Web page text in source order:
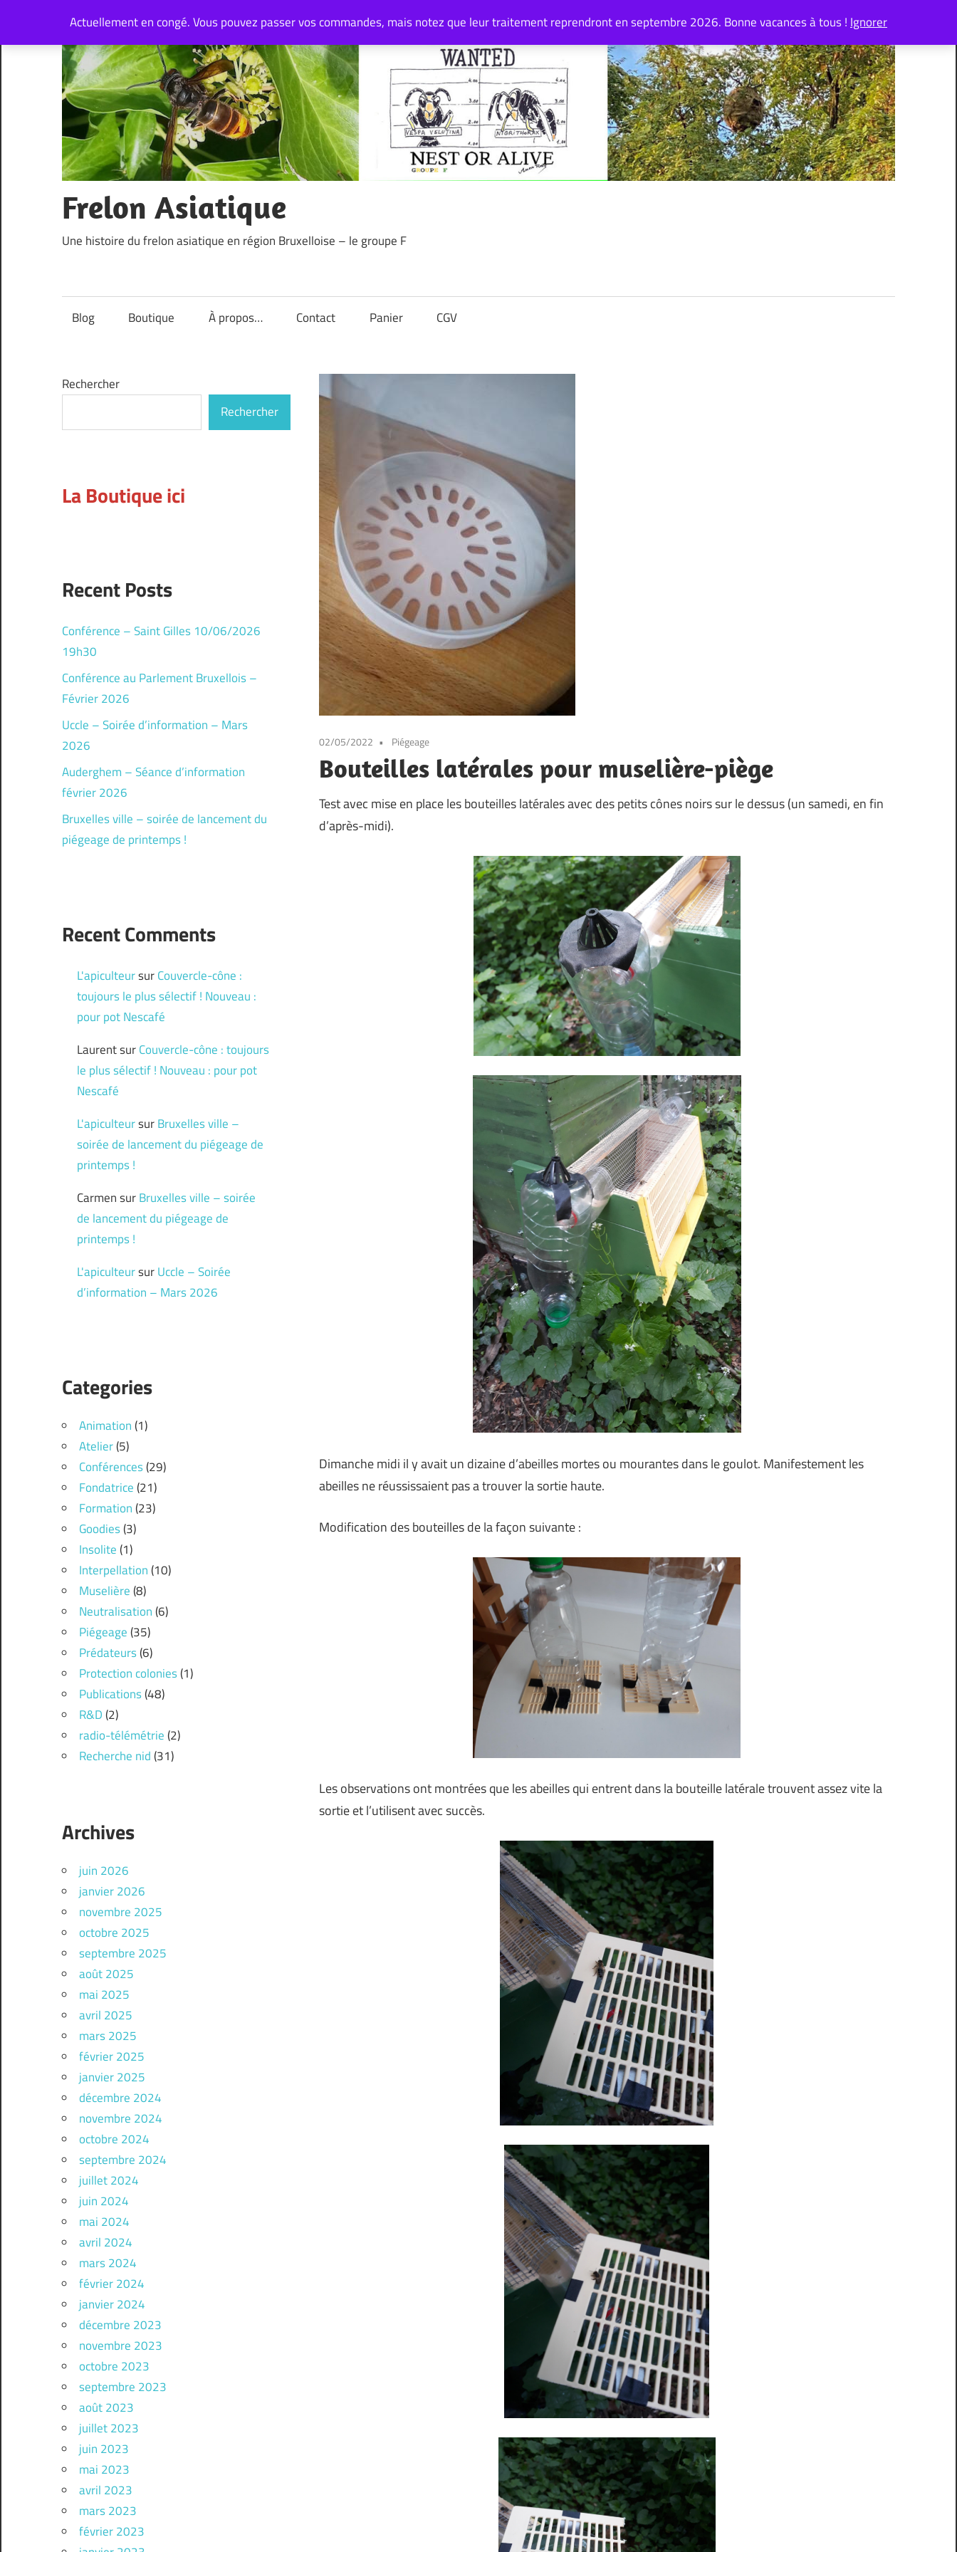
Actuellement en congé. Vous pouvez passer vos commandes, mais notez que leur traitement reprendront en septembre 2026. Bonne vacances à tous ! Ignorer
to
content
Frelon Asiatique
Une histoire du frelon asiatique en région Bruxelloise – le groupe F
Blog Boutique À propos… Contact Panier CGV
02/05/2022 Piégeage
Bouteilles latérales pour muselière-piège
Test avec mise en place les bouteilles latérales avec des petits cônes noirs sur le dessus (un samedi, en fin
d’après-midi).
Dimanche midi il y avait un dizaine d’abeilles mortes ou mourantes dans le goulot. Manifestement les
abeilles ne réussissaient pas a trouver la sortie haute.
Modification des bouteilles de la façon suivante :
Les observations ont montrées que les abeilles qui entrent dans la bouteille latérale trouvent assez vite la
sortie et l’utilisent avec succès.
Rechercher
Rechercher
La Boutique ici
Recent Posts
Conférence – Saint Gilles 10/06/2026
19h30
Conférence au Parlement Bruxellois –
Février 2026
Uccle – Soirée d’information – Mars
2026
Auderghem – Séance d’information
février 2026
Bruxelles ville – soirée de lancement du
piégeage de printemps !
Recent Comments
L'apiculteursurCouvercle-cône :
toujours le plus sélectif ! Nouveau :
pour pot Nescafé
LaurentsurCouvercle-cône : toujours
le plus sélectif ! Nouveau : pour pot
Nescafé
L'apiculteursurBruxelles ville –
soirée de lancement du piégeage de
printemps !
CarmensurBruxelles ville – soirée
de lancement du piégeage de
printemps !
L'apiculteursurUccle – Soirée
d’information – Mars 2026
Categories
Animation(1)
Atelier(5)
Conférences(29)
Fondatrice(21)
Formation(23)
Goodies(3)
Insolite(1)
Interpellation(10)
Muselière(8)
Neutralisation(6)
Piégeage(35)
Prédateurs(6)
Protection colonies(1)
Publications(48)
R&D(2)
radio-télémétrie(2)
Recherche nid(31)
Archives
juin 2026
janvier 2026
novembre 2025
octobre 2025
septembre 2025
août 2025
mai 2025
avril 2025
mars 2025
février 2025
janvier 2025
décembre 2024
novembre 2024
octobre 2024
septembre 2024
juillet 2024
juin 2024
mai 2024
avril 2024
mars 2024
février 2024
janvier 2024
décembre 2023
novembre 2023
octobre 2023
septembre 2023
août 2023
juillet 2023
juin 2023
mai 2023
avril 2023
mars 2023
février 2023